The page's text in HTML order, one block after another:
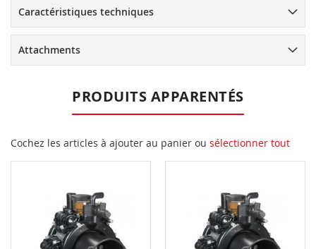
Caractéristiques techniques
Attachments
PRODUITS APPARENTÉS
Cochez les articles à ajouter au panier ou sélectionner tout